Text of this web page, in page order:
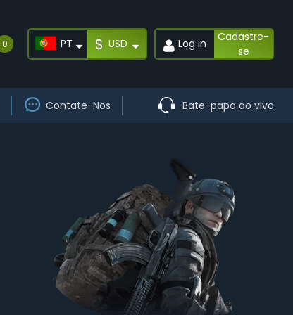
0 PT $ USD Log in
Cadastre-
se
Contate-Nos Bate-papo ao vivo